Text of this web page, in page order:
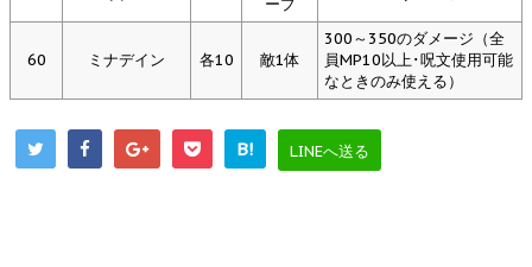
ープ
60 ミナデイン 各10 敵1体
300～350のダメージ（全
員MP10以上･呪文使用可能
なときのみ使える）
B! LINEへ送る